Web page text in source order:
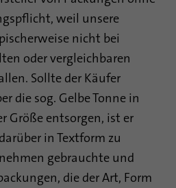
weil unsere
nicht bei
oder vergleichbaren
Sollte der Käufer
die sog. Gelbe Tonne in
Größe entsorgen, ist er
in Textform zu
gebrauchte und
die der Art, Form